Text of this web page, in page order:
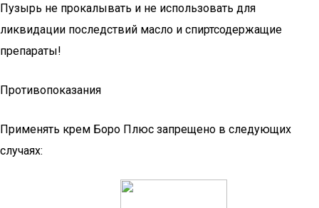
Пузырь не прокалывать и не использовать для
ликвидации последствий масло и спиртсодержащие
препараты!
Противопоказания
Применять крем Боро Плюс запрещено в следующих
случаях: